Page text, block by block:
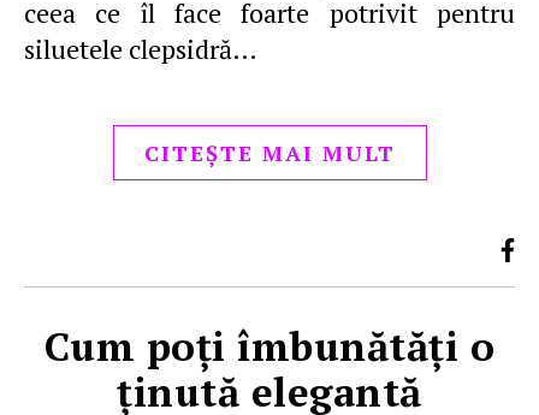
ceea ce îl face foarte potrivit pentru
siluetele clepsidră…
CITEȘTE MAI MULT
Cum poţi îmbunătăţi o
ţinută elegantă